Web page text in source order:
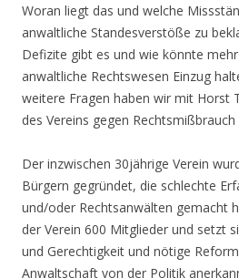
Woran liegt das und welche
anwaltliche Standesverstöße zu
Defizite gibt es und wie könnte
anwaltliche Rechtswesen Einzug
weitere Fragen haben wir mit Horst
des Vereins gegen Rechtsmißbrauch
Der inzwischen 30jährige Verein
Bürgern gegründet, die schlechte
und/oder Rechtsanwälten gemacht
der Verein 600 Mitglieder und setzt
und Gerechtigkeit und nötige
Anwaltschaft von der Politik